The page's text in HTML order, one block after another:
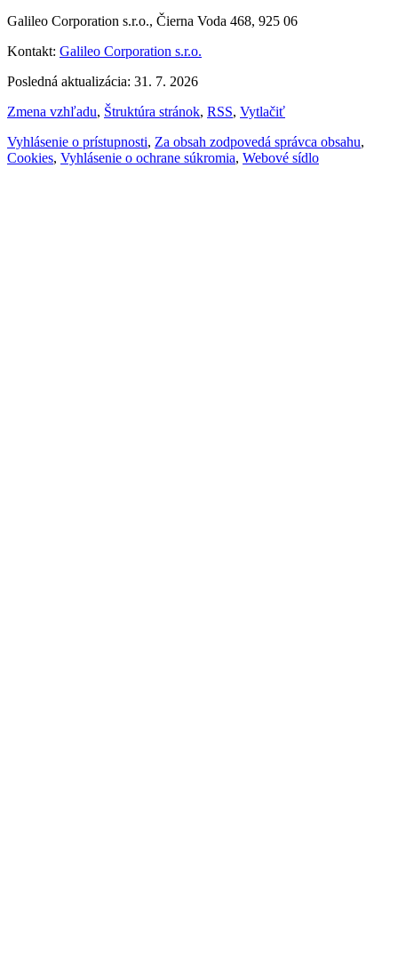
Galileo Corporation s.r.o., Čierna Voda 468, 925 06
Kontakt: Galileo Corporation s.r.o.
Posledná aktualizácia: 31. 7. 2026
Zmena vzhľadu, Štruktúra stránok, RSS, Vytlačiť
Vyhlásenie o prístupnosti, Za obsah zodpovedá správca obsahu,
Cookies, Vyhlásenie o ochrane súkromia, Webové sídlo